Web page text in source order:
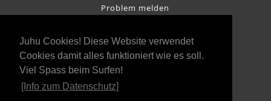
Juhu Cookies! Diese Website verwendet
Cookies damit alles funktioniert wie es soll.
Viel Spass beim Surfen!
[Info zum Datenschutz]
Problem melden